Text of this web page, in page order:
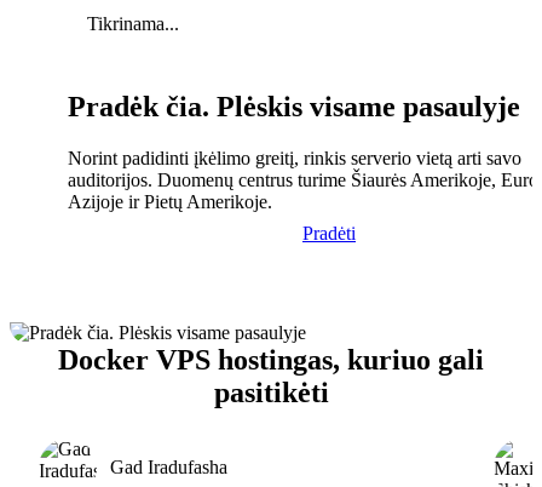
Tikrinama...
Pradėk čia. Plėskis visame pasaulyje
Norint padidinti įkėlimo greitį, rinkis serverio vietą arti savo
auditorijos. Duomenų centrus turime Šiaurės Amerikoje,
Azijoje ir Pietų Amerikoje.
Pradėti
Docker VPS hostingas, kuriuo gali
pasitikėti
Gad Iradufasha